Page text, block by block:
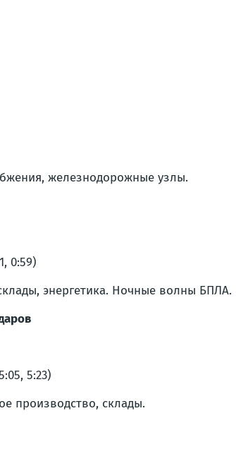
железнодорожные узлы.
0:59)
энергетика. Ночные волны БПЛА.
5:23)
производство, склады.